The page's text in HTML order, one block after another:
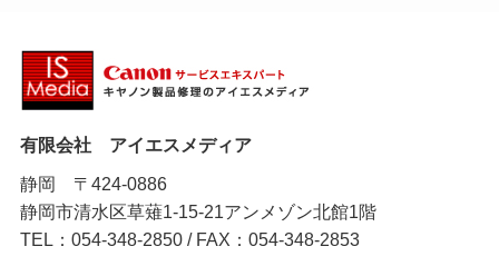
有限会社 アイエスメディア
静岡 〒424-0886
静岡市清水区草薙1-15-21アンメゾン北館1階
TEL：054-348-2850 / FAX：054-348-2853